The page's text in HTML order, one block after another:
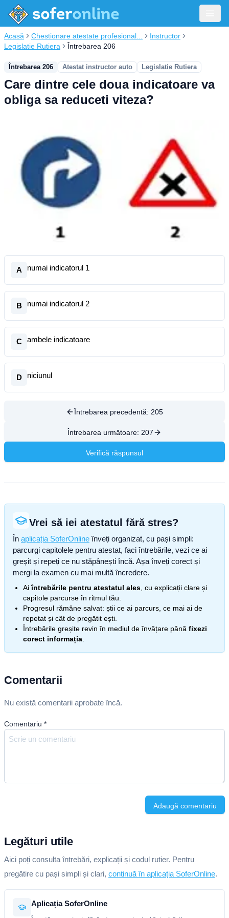
Acasă Chestionare atestate profesional...
Instructor
Legislatie Rutiera
Întrebarea 206
Întrebarea 206 Atestat instructor auto Legislatie Rutiera
Care dintre cele doua indicatoare va
obliga sa reduceti viteza?
A numai indicatorul 1
B numai indicatorul 2
C ambele indicatoare
D niciunul
Întrebarea precedentă: 205
Întrebarea următoare: 207
Verifică răspunsul
Vrei să iei atestatul fără stres?
În aplicația SoferOnline înveți organizat, cu pași simpli:
parcurgi capitolele pentru atestat, faci întrebările, vezi ce ai
greșit și repeți ce nu stăpânești încă. Așa înveți corect și
mergi la examen cu mai multă încredere.
Aiîntrebările pentru atestatul ales , cu explicații clare și
capitole parcurse în ritmul tău.
Progresul rămâne salvat: știi ce ai parcurs, ce mai ai de
repetat și cât de pregătit ești.
Întrebările greșite revin în mediul de învățare până fixezi
corect informația
Comentarii
Nu există comentarii aprobate încă.
Comentariu *
Adaugă comentariu
Legături utile
Aici poți consulta întrebări, explicații și codul rutier. Pentru
pregătire cu pași simpli și clari, continuă în aplicația SoferOnline.
Aplicația SoferOnline